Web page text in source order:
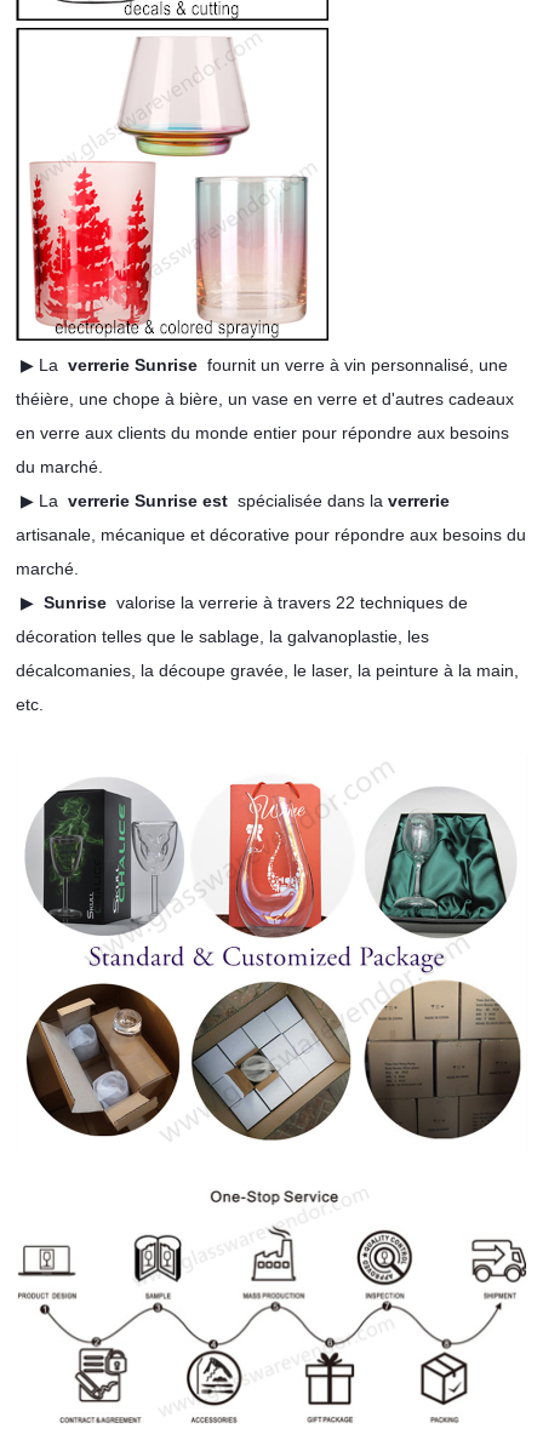
▶ Laverrerie Sunrise fournit un verre à vin personnalisé, une
théière, une chope à bière, un vase en verre et d'autres cadeaux
en verre aux clients du monde entier pour répondre aux besoins
du marché.
▶ Laverrerie Sunrise est spécialisée dans laverrerie
artisanale, mécanique et décorative pour répondre aux besoins du
marché.
▶Sunrise valorise la verrerie à travers 22 techniques de
décoration telles que le sablage, la galvanoplastie, les
décalcomanies, la découpe gravée, le laser, la peinture à la main,
etc.